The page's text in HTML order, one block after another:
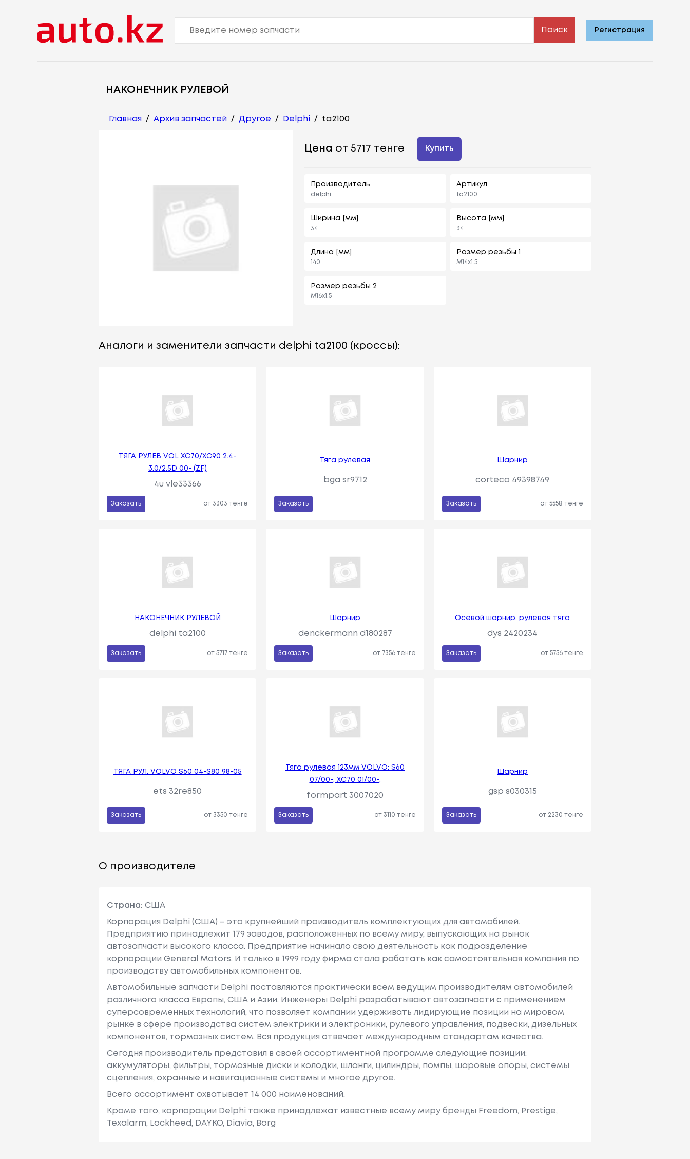
Поиск Регистрация
НАКОНЕЧНИК РУЛЕВОЙ
Главная / Архив запчастей / Другое / Delphi / ta2100
Цена от 5717 тенге Купить
Производитель
delphi
Артикул
ta2100
Ширина [мм]
34
Высота [мм]
34
Длина [мм]
140
Размер резьбы 1
M14x1.5
Размер резьбы 2
M16x1.5
Аналоги и заменители запчасти delphi ta2100 (кроссы):
ТЯГА РУЛЕВ VOL XC70/XC90 2.4-
3.0/2.5D 00- (ZF)
4u vle33366
Заказать от 3303 тенге
Тяга рулевая
bga sr9712
Заказать
Шарнир
corteco 49398749
Заказать от 5558 тенге
НАКОНЕЧНИК РУЛЕВОЙ
delphi ta2100
Заказать от 5717 тенге
Шарнир
denckermann d180287
Заказать от 7356 тенге
Осевой шарнир, рулевая тяга
dys 2420234
Заказать от 5756 тенге
ТЯГА РУЛ. VOLVO S60 04-S80 98-05
ets 32re850
Заказать от 3350 тенге
Тяга рулевая 123мм VOLVO: S60
07/00-, XC70 01/00-,
formpart 3007020
Заказать от 3110 тенге
Шарнир
gsp s030315
Заказать от 2230 тенге
О производителе
Страна: США
Корпорация Delphi (США) – это крупнейший производитель комплектующих для автомобилей.
Предприятию принадлежит 179 заводов, расположенных по всему миру, выпускающих на рынок
автозапчасти высокого класса. Предприятие начинало свою деятельность как подразделение
корпорации General Motors. И только в 1999 году фирма стала работать как самостоятельная компания по
производству автомобильных компонентов.
Автомобильные запчасти Delphi поставляются практически всем ведущим производителям автомобилей
различного класса Европы, США и Азии. Инженеры Delphi разрабатывают автозапчасти с применением
суперсовременных технологий, что позволяет компании удерживать лидирующие позиции на мировом
рынке в сфере производства систем электрики и электроники, рулевого управления, подвески, дизельных
компонентов, тормозных систем. Вся продукция отвечает международным стандартам качества.
Сегодня производитель представил в своей ассортиментной программе следующие позиции:
аккумуляторы, фильтры, тормозные диски и колодки, шланги, цилиндры, помпы, шаровые опоры, системы
сцепления, охранные и навигационные системы и многое другое.
Всего ассортимент охватывает 14 000 наименований.
Кроме того, корпорации Delphi также принадлежат известные всему миру бренды Freedom, Prestige,
Texalarm, Lockheed, DAYKO, Diavia, Borg